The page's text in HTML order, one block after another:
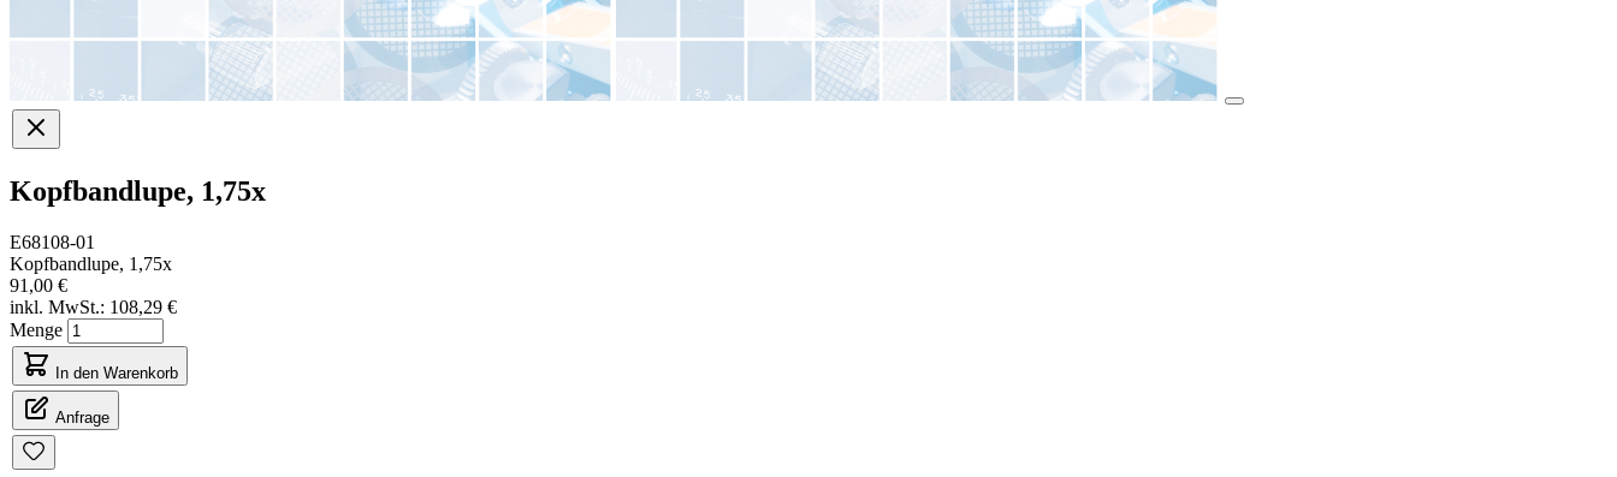
Kopfbandlupe, 1,75x
E68108-01
Kopfbandlupe, 1,75x
91,00 €
inkl. MwSt.: 108,29 €
Menge
In den Warenkorb
Anfrage